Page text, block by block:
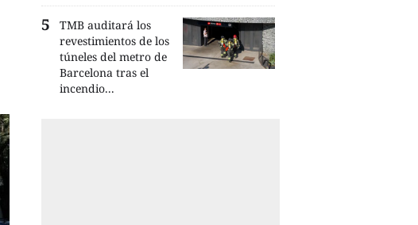
TMB auditará los
revestimientos de los
túneles del metro de
Barcelona tras el
incendio...